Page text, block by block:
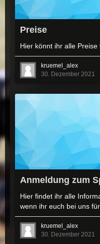
Preise
Hier könnt ihr alle Preise
kruemel_alex
30. Dezember 2021
Anmeldung zum
Hier findet ihr alle
wenn ihr euch bei uns
kruemel_alex
30. Dezember 2021